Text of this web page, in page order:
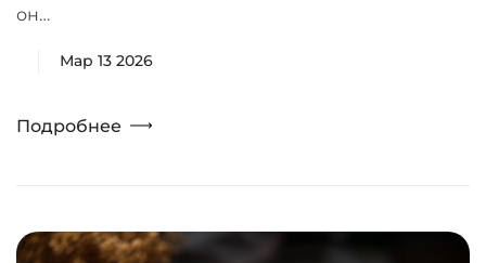
он…
Мар 13 2026
Подробнее